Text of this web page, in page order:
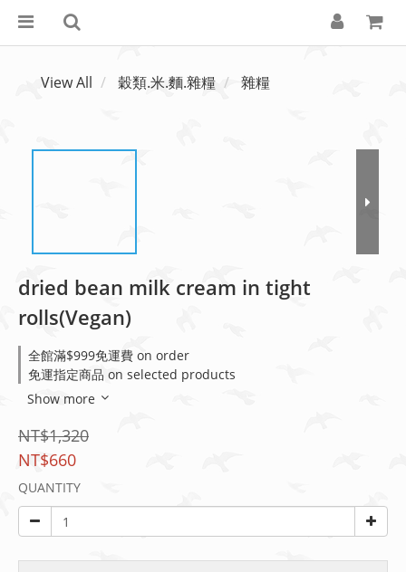
View All 穀類.米.麵.雜糧 雜糧
dried bean milk cream in tight
rolls(Vegan)
全館滿$999免運費 on order
免運指定商品 on selected products
Show more
NT$1,320
NT$660
QUANTITY